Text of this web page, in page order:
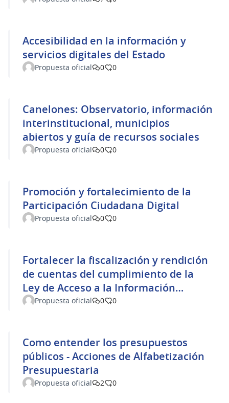
Accesibilidad en la información y
servicios digitales del Estado
Propuesta oficial 0 0
Canelones: Observatorio, información
interinstitucional, municipios
abiertos y guía de recursos sociales
Propuesta oficial 0 0
Promoción y fortalecimiento de la
Participación Ciudadana Digital
Propuesta oficial 0 0
Fortalecer la fiscalización y rendición
de cuentas del cumplimiento de la
Ley de Acceso a la Información
Pública
Propuesta oficial 0 0
Como entender los presupuestos
públicos - Acciones de Alfabetización
Presupuestaria
Propuesta oficial 2 0